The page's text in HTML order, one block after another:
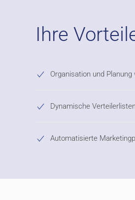
Ihre
Organisation und Planung
Dynamische Verteilerlisten
Automatisierte